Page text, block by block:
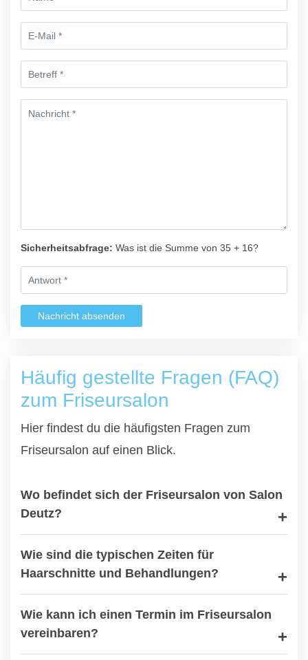
Sicherheitsabfrage: Was ist die Summe von 35 + 16?
Nachricht absenden
Häufig gestellte Fragen (FAQ)
zum Friseursalon
Hier findest du die häufigsten Fragen zum
Friseursalon auf einen Blick.
Wo befindet sich der Friseursalon von Salon
Deutz?
Wie sind die typischen Zeiten für
Haarschnitte und Behandlungen?
Wie kann ich einen Termin im Friseursalon
vereinbaren?